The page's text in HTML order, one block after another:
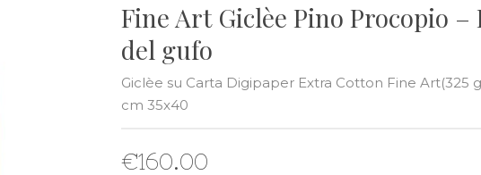
Fine Art Giclèe Pino Procopio
del gufo
Giclèe su Carta Digipaper Extra Cotton Fine Art(325
cm 35x40
€160.00